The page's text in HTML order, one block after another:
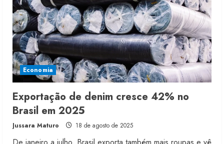
Economia
Exportação de denim cresce 42% no
Brasil em 2025
Jussara Maturo 18 de agosto de 2025